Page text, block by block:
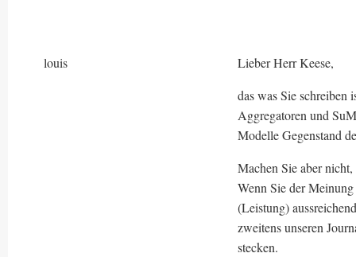
louis
Lieber Herr Keese,
das was Sie
Aggregatoren und
Modelle Gegenstand
Machen Sie aber
Wenn Sie der
(Leistung)
zweitens unseren
stecken.